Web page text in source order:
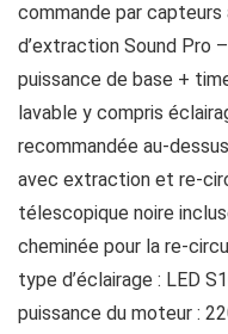
commande par
d’extraction Sound Pro
puissance de base +
lavable y compris
recommandée au-
avec extraction et re-
télescopique noire
cheminée pour la re-
type d’éclairage : LED
puissance du moteur :